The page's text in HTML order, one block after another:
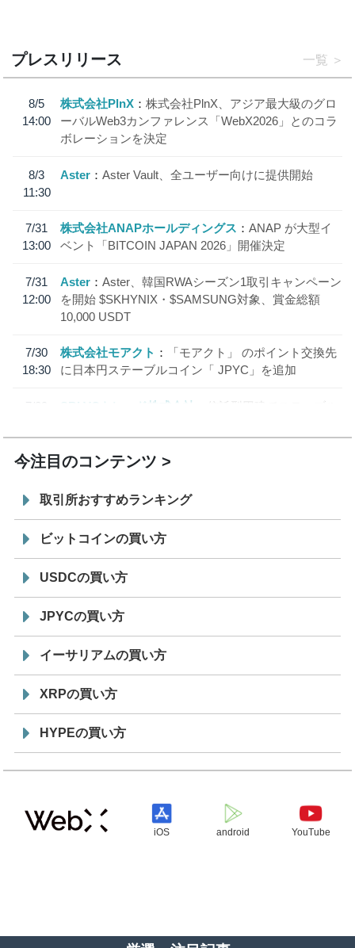
プレスリリース 一覧
8/5
14:00
株式会社PlnX
株式会社PlnX、アジア最大級のグロ
ーバルWeb3カンファレンス「WebX2026」とのコラ
ボレーションを決定
8/3
11:30
Aster Aster Vault、全ユーザー向けに提供開始
7/31
13:00
株式会社ANAPホールディングス
ANAP が大型イ
ベント「BITCOIN JAPAN 2026」開催決定
7/31
12:00
Aster
Aster、韓国RWAシーズン1取引キャンペーン
を開始 $SKHYNIX・$SAMSUNG対象、賞金総額
10,000 USDT
7/30
18:30
株式会社モアクト
「モアクト」 のポイント交換先
に日本円ステーブルコイン「 JPYC」を追加
7/29
SBI VCトレード株式会社
信託型円建てステーブル
今注目のコンテンツ
取引所おすすめランキング
ビットコインの買い方
USDCの買い方
JPYCの買い方
イーサリアムの買い方
XRPの買い方
HYPEの買い方
iOS android YouTube